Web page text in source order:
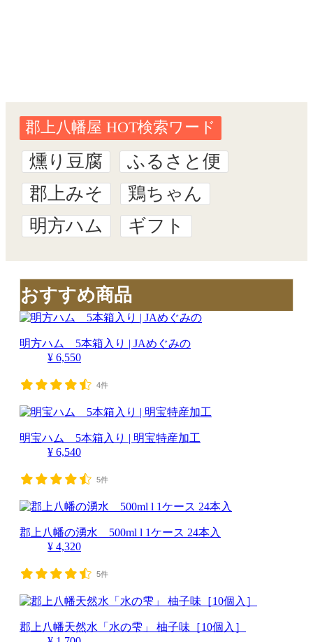
燻り豆腐
ふるさと便
郡上みそ
鶏ちゃん
明方ハム
ギフト
おすすめ商品
明方ハム 5本箱入り | JAめぐみの
¥ 6,550
4件
明宝ハム 5本箱入り | 明宝特産加工
¥ 6,540
5件
郡上八幡の湧水 500ml l 1ケース 24本入
¥ 4,320
5件
郡上八幡天然水「水の雫」 柚子味［10個入］